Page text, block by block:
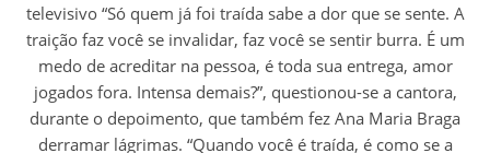
televisivo “Só quem já foi traída sabe a dor que se sente. A
traição faz você se invalidar, faz você se sentir burra. É um
medo de acreditar na pessoa, é toda sua entrega, amor
jogados fora. Intensa demais?”, questionou-se a cantora,
durante o depoimento, que também fez Ana Maria Braga
derramar lágrimas. “Quando você é traída, é como se a